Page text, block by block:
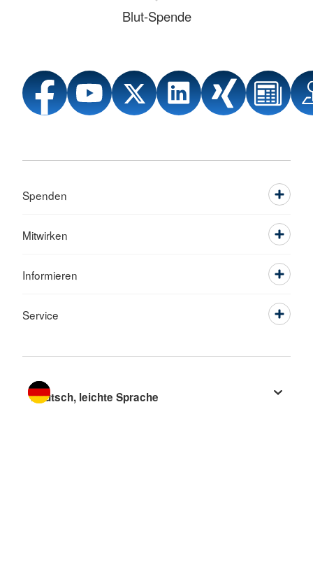
Blut-Spende
Spenden
Mitwirken
Informieren
Service
Sprache wechseln zu